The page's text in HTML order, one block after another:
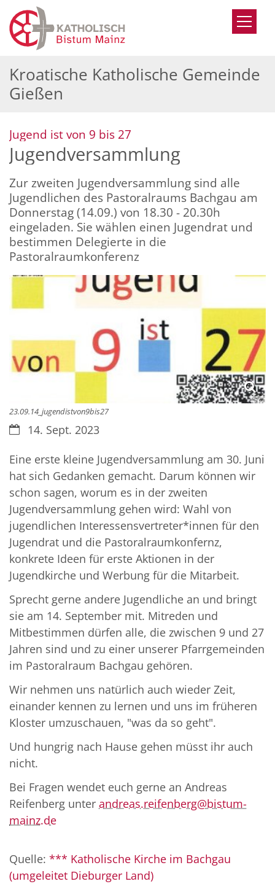
Zum Inhalt springen
Kroatische Katholische Gemeinde
Gießen
Jugend ist von 9 bis 27
Jugendversammlung
Zur zweiten Jugendversammlung sind alle
Jugendlichen des Pastoralraums Bachgau am
Donnerstag (14.09.) von 18.30 - 20.30h
eingeladen. Sie wählen einen Jugendrat und
bestimmen Delegierte in die
Pastoralraumkonferenz
© ar
23.09.14_jugendistvon9bis27
Datum:14. Sept. 2023
Eine erste kleine Jugendversammlung am 30. Juni
hat sich Gedanken gemacht. Darum können wir
schon sagen, worum es in der zweiten
Jugendversammlung gehen wird: Wahl von
jugendlichen Interessensvertreter*innen für den
Jugendrat und die Pastoralraumkonfernz,
konkrete Ideen für erste Aktionen in der
Jugendkirche und Werbung für die Mitarbeit.
Sprecht gerne andere Jugendliche an und bringt
sie am 14. September mit. Mitreden und
Mitbestimmen dürfen alle, die zwischen 9 und 27
Jahren sind und zu einer unserer Pfarrgemeinden
im Pastoralraum Bachgau gehören.
Wir nehmen uns natürlich auch wieder Zeit,
einander kennen zu lernen und uns im früheren
Kloster umzuschauen, "was da so geht".
Und hungrig nach Hause gehen müsst ihr auch
nicht.
Bei Fragen wendet euch gerne an Andreas
Reifenberg unter andreas.reifenberg@bistum-
mainz.de
Quelle: *** Katholische Kirche im Bachgau
(umgeleitet Dieburger Land)